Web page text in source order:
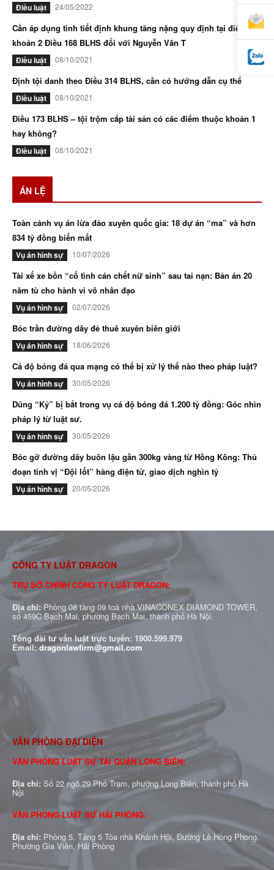
Điều luật 24/05/2022
Cần áp dụng tình tiết định khung tăng nặng quy định tại điểm d
khoản 2 Điều 168 BLHS đối với Nguyễn Văn T
Điều luật 08/10/2021
Định tội danh theo Điều 314 BLHS, cần có hướng dẫn cụ thể
Điều luật 08/10/2021
Điều 173 BLHS – tội trộm cắp tài sản có các điểm thuộc khoản 1
hay không?
Điều luật 08/10/2021
ÁN LỆ
Toàn cảnh vụ án lừa đảo xuyên quốc gia: 18 dự án “ma” và hơn
834 tỷ đồng biến mất
Vụ án hình sự 10/07/2026
Tài xế xe bồn “cố tình cán chết nữ sinh” sau tai nạn: Bản án 20
năm tù cho hành vi vô nhân đạo
Vụ án hình sự 02/07/2026
Bóc trần đường dây đẻ thuê xuyên biên giới
Vụ án hình sự 18/06/2026
Cá độ bóng đá qua mạng có thể bị xử lý thế nào theo pháp luật?
Vụ án hình sự 30/05/2026
Dũng “Kỷ” bị bắt trong vụ cá độ bóng đá 1.200 tỷ đồng: Góc nhìn
pháp lý từ luật sư.
Vụ án hình sự 30/05/2026
Bóc gỡ đường dây buôn lậu gần 300kg vàng từ Hồng Kông: Thủ
đoạn tinh vị “Đội lốt” hàng điện tử, giao dịch nghìn tỷ
Vụ án hình sự 20/05/2026
CÔNG TY LUẬT DRAGON
TRỤ SỞ CHÍNH CÔNG TY LUẬT DRAGON:
Địa chỉ: Phòng 08 tầng 09 toà nhà VINACONEX DIAMOND TOWER,
số 459C Bạch Mai, phường Bạch Mai, thành phố Hà Nội.
Tổng đài tư vấn luật trực tuyến: 1900.599.979
Email:dragonlawfirm@gmail.com
VĂN PHÒNG ĐẠI DIỆN
VĂN PHÒNG LUẬT SƯ TẠI QUẬN LONG BIÊN:
Địa chỉ: Số 22 ngõ 29 Phố Trạm, phường Long Biên, thành phố Hà
Nội
VĂN PHÒNG LUẬT SƯ HẢI PHÒNG:
Địa chỉ: Phòng 5, Tầng 5 Tòa nhà Khánh Hội, Đường Lê Hồng Phong,
Phường Gia Viên, Hải Phòng